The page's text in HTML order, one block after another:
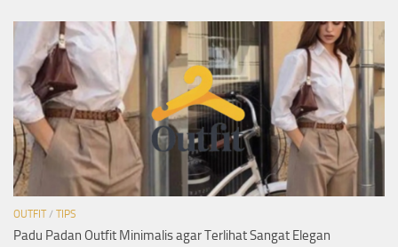
OUTFIT/ TIPS
Padu Padan Outfit Minimalis agar Terlihat Sangat Elegan